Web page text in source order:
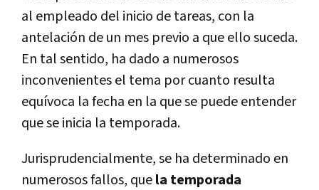
al empleado del inicio de tareas, con la
antelación de un mes previo a que ello suceda.
En tal sentido, ha dado a numerosos
inconvenientes el tema por cuanto resulta
equívoca la fecha en la que se puede entender
que se inicia la temporada.
Jurisprudencialmente, se ha determinado en
numerosos fallos, quela temporada